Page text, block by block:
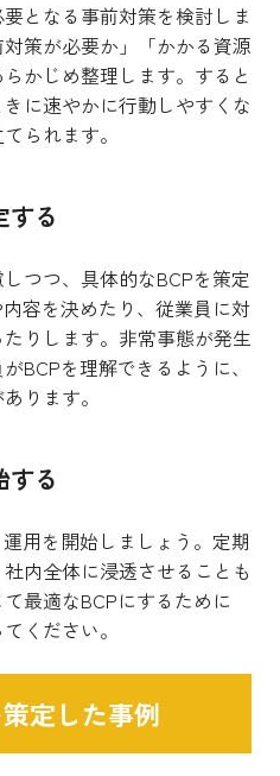
となる事前対策を検討しま
策が必要か」「かかる資源
かじめ整理します。すると
に速やかに行動しやすくな
られます。
する
つつ、具体的なBCPを策定
容を決めたり、従業員に対
りします。非常事態が発生
BCPを理解できるように、
ります。
する
用を開始しましょう。定期
内全体に浸透させることも
最適なBCPにするために
ください。
定した事例